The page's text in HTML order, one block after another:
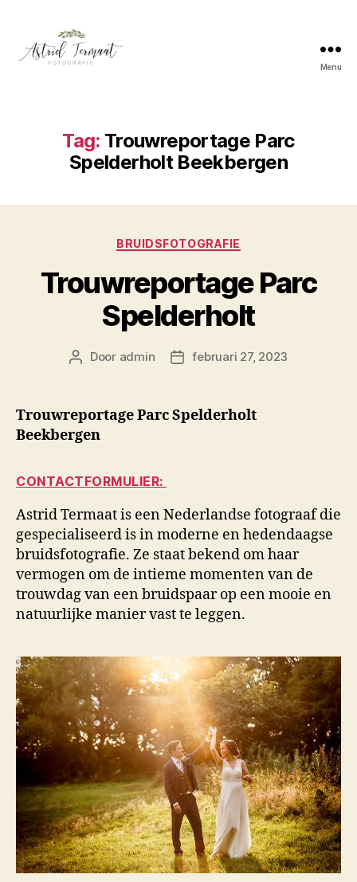
Menu
Tag: Trouwreportage Parc
Spelderholt Beekbergen
Categorieën
BRUIDSFOTOGRAFIE
Trouwreportage Parc
Spelderholt
Berichtauteur
Door admin Berichtdatum
februari 27, 2023
Trouwreportage Parc Spelderholt
Beekbergen
CONTACTFORMULIER:
Astrid Termaat is een Nederlandse fotograaf die
gespecialiseerd is in moderne en hedendaagse
bruidsfotografie. Ze staat bekend om haar
vermogen om de intieme momenten van de
trouwdag van een bruidspaar op een mooie en
natuurlijke manier vast te leggen.